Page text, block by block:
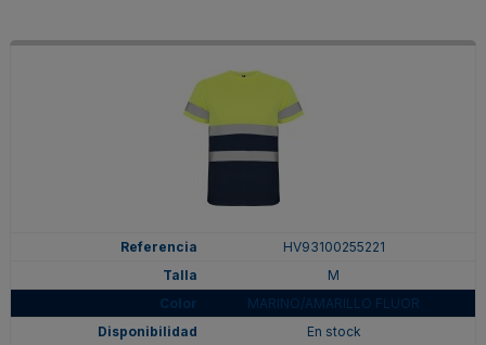
HV93100255221
M
MARINO/AMARILLO FLUOR
En stock